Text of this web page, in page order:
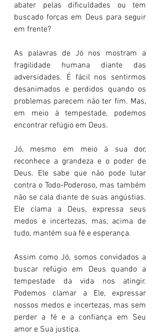
abater pelas dificuldades ou tem
buscado forças em Deus para seguir
em frente?
As palavras de Jó nos mostram a
fragilidade humana diante das
adversidades. É fácil nos sentirmos
desanimados e perdidos quando os
problemas parecem não ter fim. Mas,
em meio à tempestade, podemos
encontrar refúgio em Deus.
Jó, mesmo em meio à sua dor,
reconhece a grandeza e o poder de
Deus. Ele sabe que não pode lutar
contra o Todo-Poderoso, mas também
não se cala diante de suas angústias.
Ele clama a Deus, expressa seus
medos e incertezas, mas, acima de
tudo, mantém sua fé e esperança.
Assim como Jó, somos convidados a
buscar refúgio em Deus quando a
tempestade da vida nos atingir.
Podemos clamar a Ele, expressar
nossos medos e incertezas, mas sem
perder a fé e a confiança em Seu
amor e Sua justiça.